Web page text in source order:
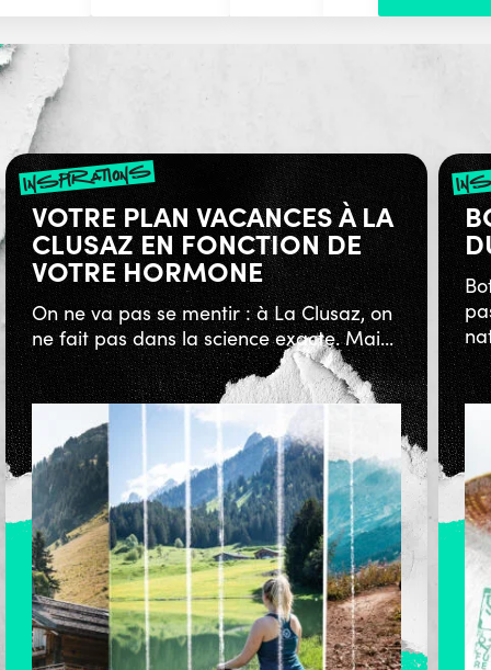
inspirations
VOTRE PLAN VACANCES À LA
CLUSAZ EN FONCTION DE
VOTRE HORMONE
On ne va pas se mentir : à La Clusaz, on
ne fait pas dans la science exacte. Mai...